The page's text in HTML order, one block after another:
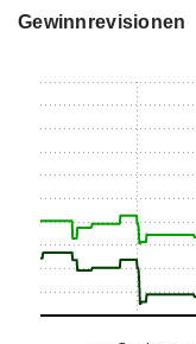
Gewinnrevisionen